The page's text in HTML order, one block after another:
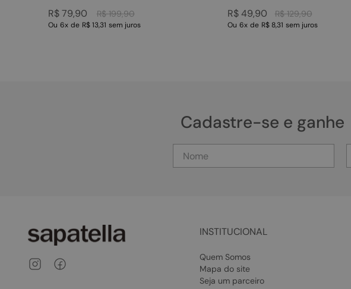
R$ 199,90
R$ 79,90
Ou 6x de R$ 13,31 sem juros
R$ 129,90
R$ 49,90
Ou 6x de R$ 8,31 sem juros
Cadastre-se e ganhe
INSTITUCIONAL
Quem Somos
Mapa do site
Seja um parceiro